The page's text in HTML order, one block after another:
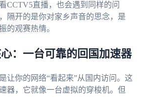
CCTV5直播，也会遇到同样的问
隔开的是你对家乡声音的思念，是
的观赛热情。
：一台可靠的回国加速器
让你的网络“看起来”从国内访问。这
器，它就像一台虚拟的穿梭机。但